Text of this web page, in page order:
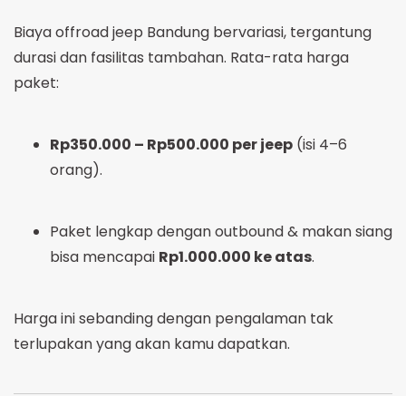
Biaya offroad jeep Bandung bervariasi, tergantung
durasi dan fasilitas tambahan. Rata-rata harga
paket:
Rp350.000 – Rp500.000 per jeep (isi 4–6
orang).
Paket lengkap dengan outbound & makan siang
bisa mencapai Rp1.000.000 ke atas.
Harga ini sebanding dengan pengalaman tak
terlupakan yang akan kamu dapatkan.